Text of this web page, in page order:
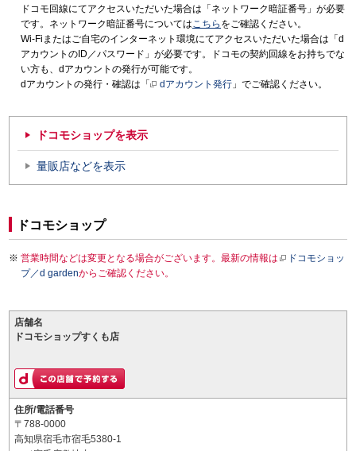
ドコモ回線にてアクセスいただいた場合は「ネットワーク暗証番号」が必要
です。ネットワーク暗証番号についてはこちら をご確認ください。
Wi-Fiまたはご自宅のインターネット環境にてアクセスいただいた場合は「d
アカウントのID／パスワード」が必要です。ドコモの契約回線をお持ちでな
い方も、dアカウントの発行が可能です。
dアカウントの発行・確認は「
dアカウント発行 」でご確認ください。
ドコモショップを表示
量販店などを表示
ドコモショップ
営業時間などは変更となる場合がございます。最新の情報は
ドコモショッ
プ／d gardenからご確認ください。
店舗名
ドコモショップすくも店
住所/電話番号
〒788-0000
高知県宿毛市宿毛5380-1